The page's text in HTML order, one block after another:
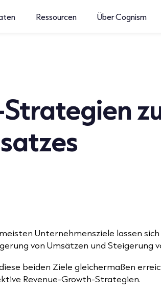
Ressourcen Über Cognism
Unternehmensziele lassen
von Umsätzen und Steigerung
beiden Ziele gleichermaßen
Revenue-Growth-Strategien.